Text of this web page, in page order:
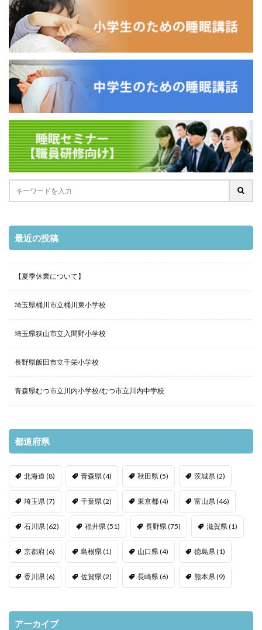
最近の投稿
【夏季休業について】
埼玉県桶川市立桶川東小学校
埼玉県狭山市立入間野小学校
長野県飯田市立千栄小学校
青森県むつ市立川内小学校/むつ市立川内中学校
都道府県
北海道 (8) 青森県(4) 秋田県(5) 茨城県(2)
埼玉県(7) 千葉県(2) 東京都(4) 富山県(46)
石川県(62) 福井県(51) 長野県(75) 滋賀県(1)
京都府(6) 島根県(1) 山口県(4) 徳島県(1)
香川県(6) 佐賀県(2) 長崎県(6) 熊本県(9)
アーカイブ